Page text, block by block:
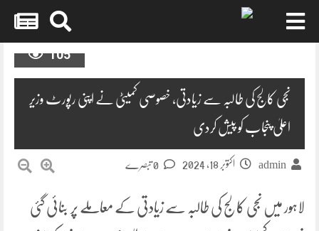
105
نجی کالج کی طالبہ سے زیادتی، خصوصی کمیٹی نے اپنی رپورٹ وزیر
اعلیٰ پنجاب کو پیش کردی
admin اکتوبر 18, 2024
لاہور میں نجی کالج کی طالبہ سے زیادتی کے معاملے پر بنائی گئی